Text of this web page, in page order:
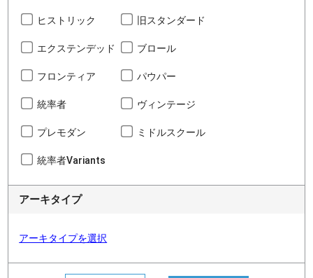
ヒストリック 旧スタンダード
エクステンデッド ブロール
フロンティア パウパー
統率者 ヴィンテージ
プレモダン ミドルスクール
統率者Variants
アーキタイプ
アーキタイプを選択